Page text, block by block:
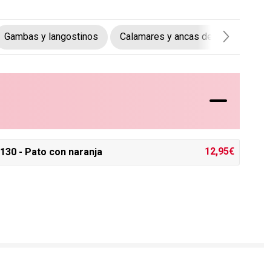
Gambas y langostinos Calamares y ancas de rana
130 - Pato con naranja 12,95€